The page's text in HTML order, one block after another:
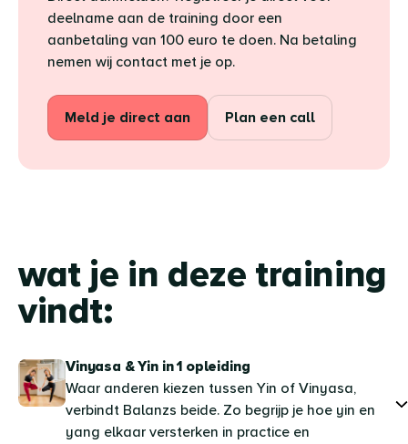
deelname aan de training door een
aanbetaling van 100 euro te doen. Na betaling
nemen wij contact met je op.
Meld je direct aan Plan een call
wat je in deze training
vindt:
Vinyasa & Yin in 1 opleiding
Waar anderen kiezen tussen Yin of Vinyasa,
verbindt Balanzs beide. Zo begrijp je hoe yin en
yang elkaar versterken in practice en